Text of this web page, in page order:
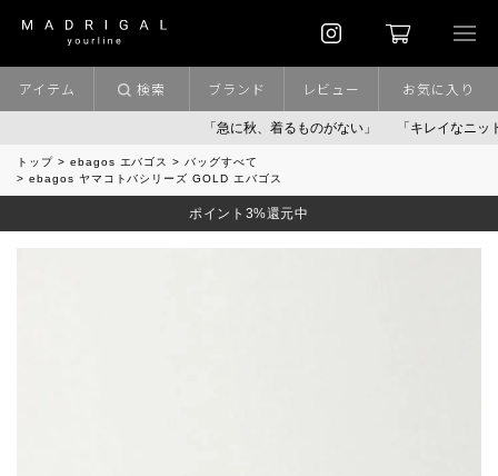
「急に秋、着るものがない」 「キレイなニット」 ポ
アイテム 検索 ブランド レビュー お気に入り
トップ ebagos エバゴス
バッグすべて
ebagos ヤマコトバシリーズ GOLD エバゴス
ポイント3%還元中